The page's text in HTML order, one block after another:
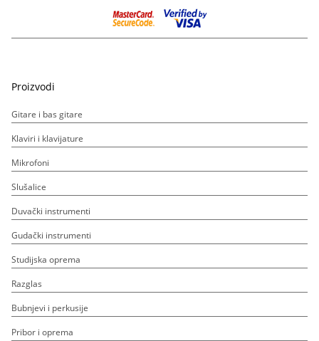
Proizvodi
Gitare i bas gitare
Klaviri i klavijature
Mikrofoni
Slušalice
Duvački instrumenti
Gudački instrumenti
Studijska oprema
Razglas
Bubnjevi i perkusije
Pribor i oprema